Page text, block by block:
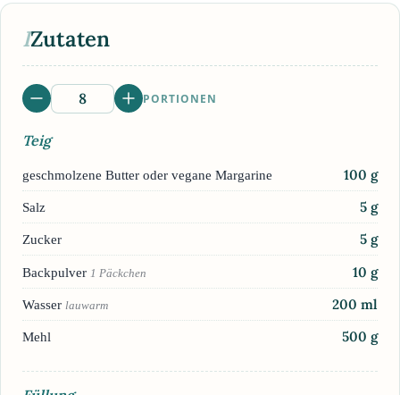
IZutaten
PORTIONEN
Teig
geschmolzene Butter oder vegane Margarine 100 g
Salz 5 g
Zucker 5 g
Backpulver 1 Päckchen 10 g
Wasser lauwarm 200 ml
Mehl 500 g